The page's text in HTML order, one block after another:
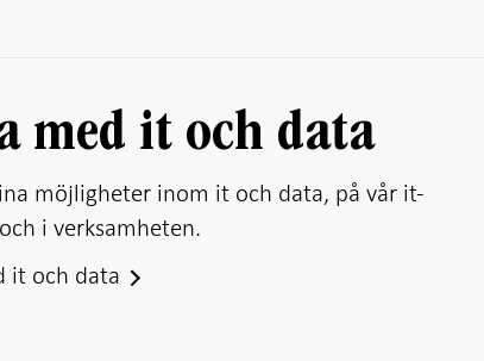
med it och data
möjligheter inom it och data, på vår it-
i verksamheten.
it och data